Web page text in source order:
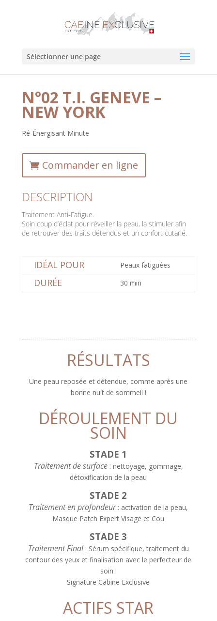
Sélectionner une page
N°02 T.I. GENEVE –
NEW YORK
Ré-Énergisant Minute
Commander en ligne
DESCRIPTION
Traitement Anti-Fatigue.
Soin coup d’éclat pour réveiller la peau, la stimuler afin
de retrouver des traits détendus et un confort cutané.
IDÉAL POUR Peaux fatiguées
DURÉE 30 min
RÉSULTATS
Une peau reposée et détendue, comme après une
bonne nuit de sommeil !
DÉROULEMENT DU
SOIN
STADE 1
Traitement de surface: nettoyage, gommage,
détoxification de la peau
STADE 2
Traitement en profondeur : activation de la peau,
Masque Patch Expert Visage et Cou
STADE 3
Traitement Final: Sérum spécifique, traitement du
contour des yeux et finalisation avec le perfecteur de
soin :
Signature Cabine Exclusive
ACTIFS STAR